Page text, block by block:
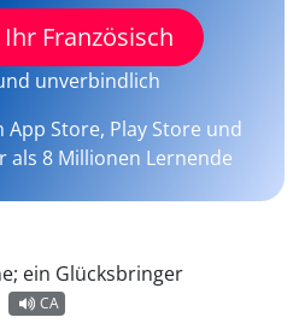
Französisch
unverbindlich
App Store, Play Store und
als 8 Millionen Lernende
ein Glücksbringer
CA